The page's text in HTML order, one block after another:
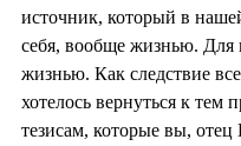
источник, который в
себя, вообще жизнью. Для
жизнью. Как следствие
хотелось вернуться к тем
тезисам, которые вы,